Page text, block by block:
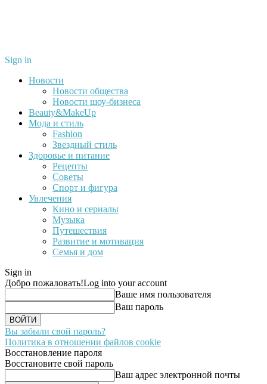
Sign in
Новости
Новости общества
Новости шоу-бизнеса
Beauty&MakeUp
Мода и стиль
Fashion
Звездный стиль
Здоровье и питание
Рецепты
Советы
Спорт и фигура
Увлечения
Кино и сериалы
Музыка
Путешествия
Развитие и мотивация
Семья и дом
Sign in
Добро пожаловать!Log into your account
Ваше имя пользователя
Ваш пароль
Вы забыли свой пароль?
Политика в отношении файлов cookie
Восстановление пароля
Восстановите свой пароль
Ваш адрес электронной почты